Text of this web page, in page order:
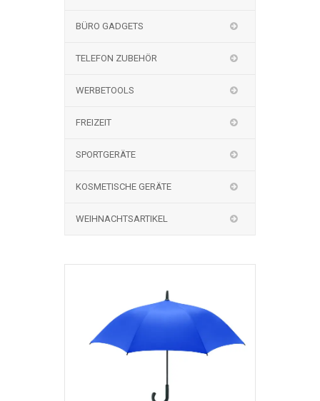
BÜRO GADGETS
TELEFON ZUBEHÖR
WERBETOOLS
FREIZEIT
SPORTGERÄTE
KOSMETISCHE GERÄTE
WEIHNACHTSARTIKEL